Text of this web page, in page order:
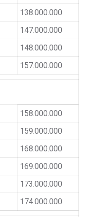
138.000.000
147.000.000
148.000.000
157.000.000
158.000.000
159.000.000
168.000.000
169.000.000
173.000.000
174.000.000